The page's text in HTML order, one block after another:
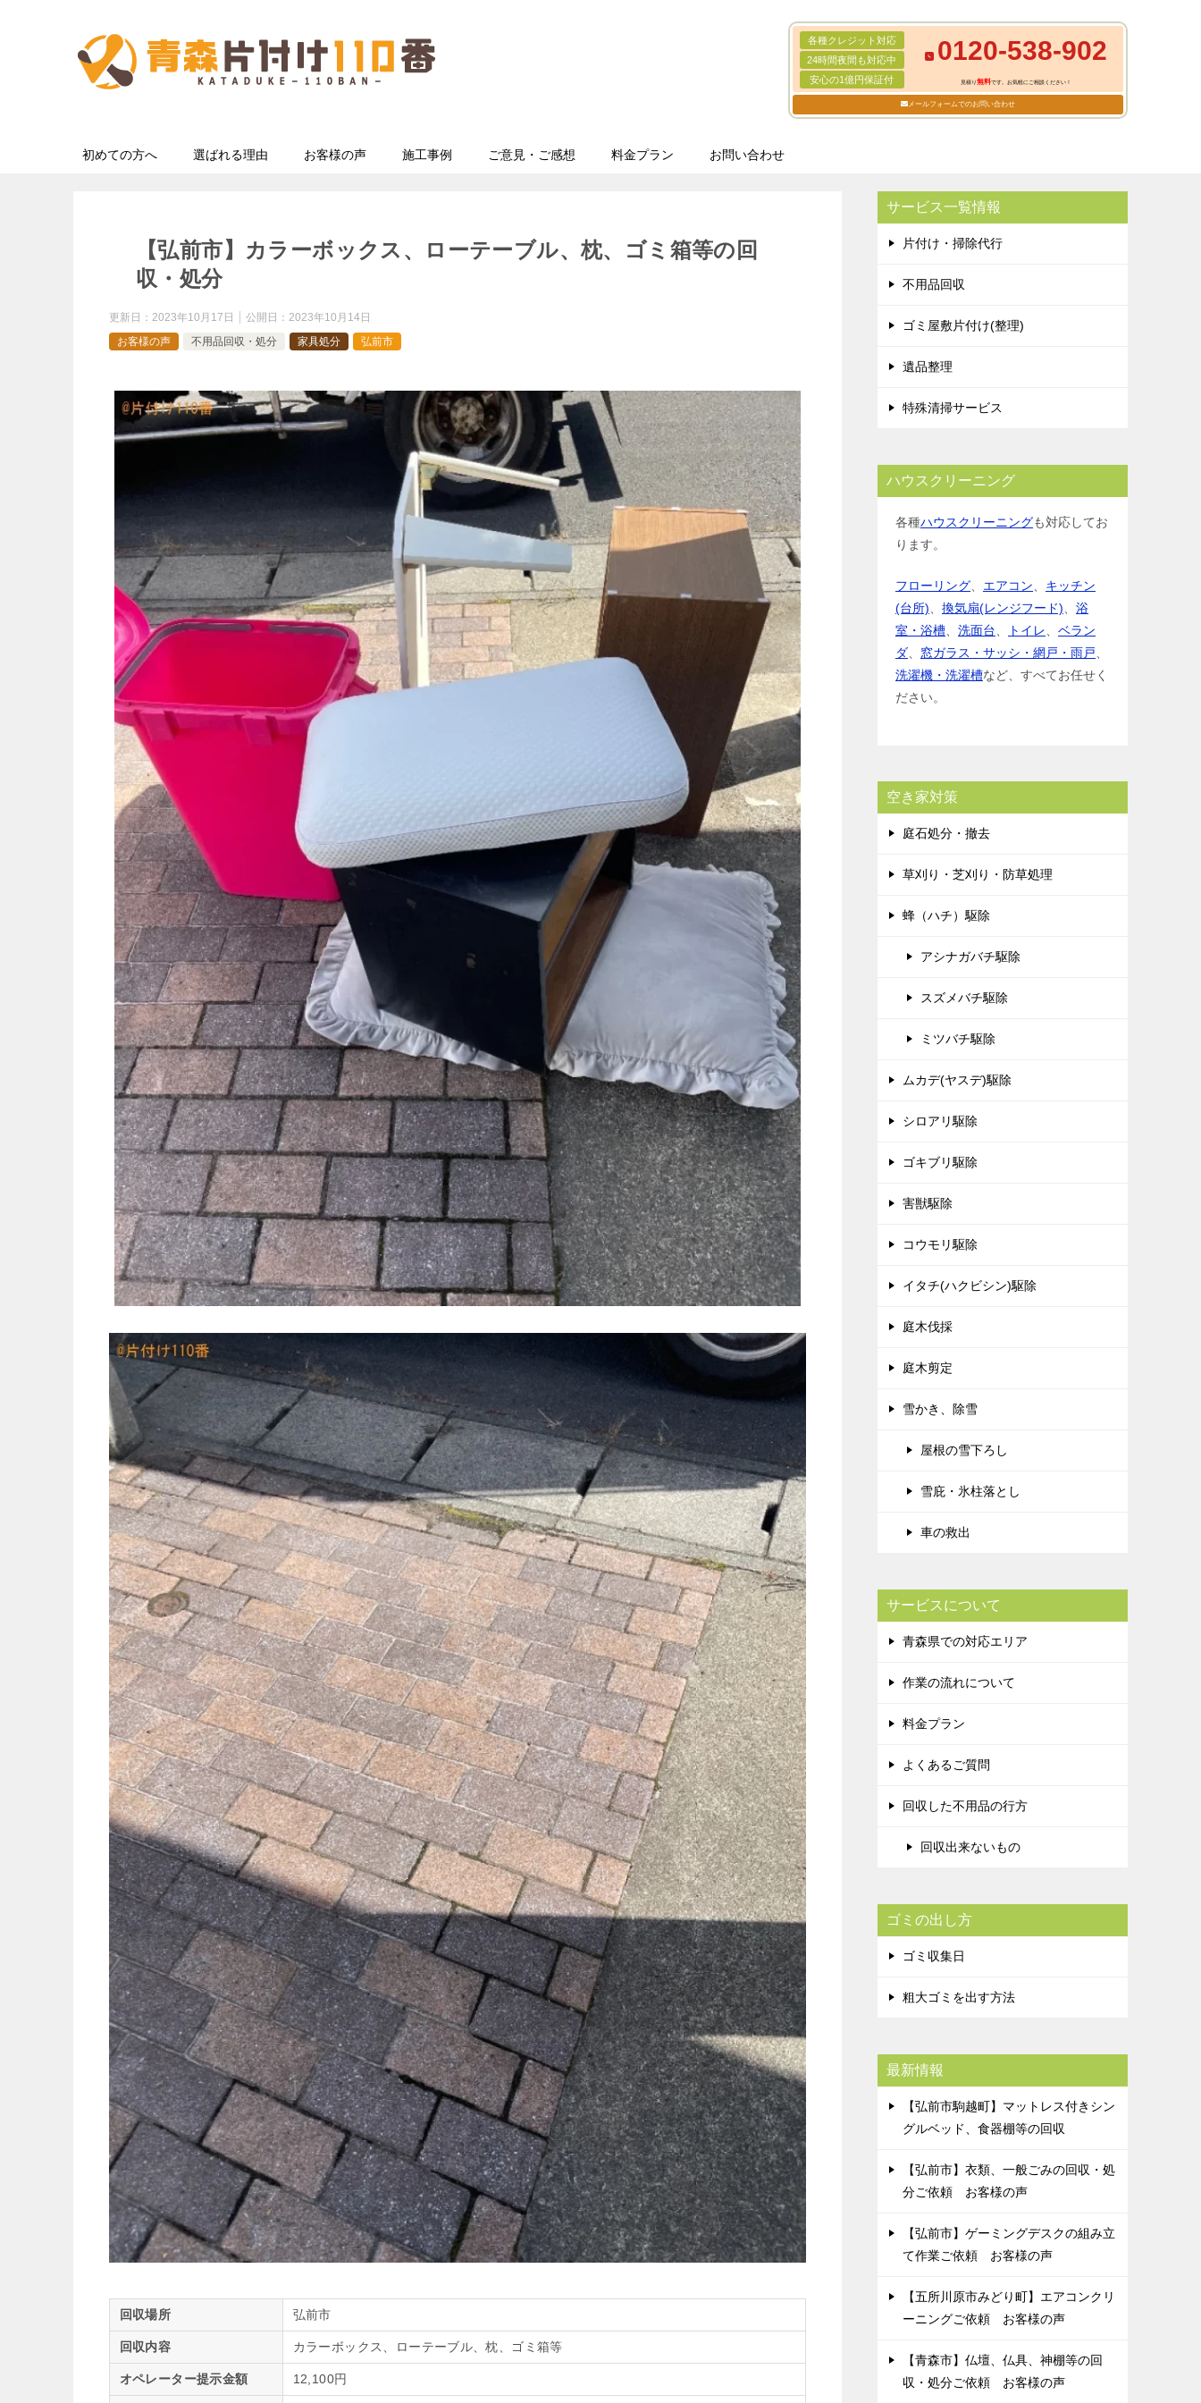
各種クレジット対応
24時間夜間も対応中
安心の1億円保証付
0120-538-902
見積り無料です。お気軽にご相談ください！
メールフォームでのお問い合わせ
初めての方へ 選ばれる理由 お客様の声 施工事例 ご意見・ご感想 料金プラン お問い合わせ
【弘前市】カラーボックス、ローテーブル、枕、ゴミ箱等の回
収・処分
更新日： 2023年10月17日 公開日： 2023年10月14日
お客様の声
不用品回収・処分 家具処分 弘前市
回収場所 弘前市
回収内容 カラーボックス、ローテーブル、枕、ゴミ箱等
オペレーター提示金額 12,100円
サービス一覧情報
片付け・掃除代行
不用品回収
ゴミ屋敷片付け(整理)
遺品整理
特殊清掃サービス
ハウスクリーニング
各種ハウスクリーニングも対応してお
ります。
フローリング エアコン
キッチン
(台所)
換気扇(レンジフード)
浴
室・浴槽
洗面台 トイレ
ベラン
ダ
窓ガラス・サッシ・網戸・雨戸
洗濯機・洗濯槽など、すべてお任せく
ださい。
空き家対策
庭石処分・撤去
草刈り・芝刈り・防草処理
蜂（ハチ）駆除
アシナガバチ駆除
スズメバチ駆除
ミツバチ駆除
ムカデ(ヤスデ)駆除
シロアリ駆除
ゴキブリ駆除
害獣駆除
コウモリ駆除
イタチ(ハクビシン)駆除
庭木伐採
庭木剪定
雪かき、除雪
屋根の雪下ろし
雪庇・氷柱落とし
車の救出
サービスについて
青森県での対応エリア
作業の流れについて
料金プラン
よくあるご質問
回収した不用品の行方
回収出来ないもの
ゴミの出し方
ゴミ収集日
粗大ゴミを出す方法
最新情報
【弘前市駒越町】マットレス付きシン
グルベッド、食器棚等の回収
【弘前市】衣類、一般ごみの回収・処
分ご依頼 お客様の声
【弘前市】ゲーミングデスクの組み立
て作業ご依頼 お客様の声
【五所川原市みどり町】エアコンクリ
ーニングご依頼 お客様の声
【青森市】仏壇、仏具、神棚等の回
収・処分ご依頼 お客様の声